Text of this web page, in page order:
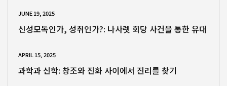
JUNE 19, 2025
신성모독인가, 성취인가?: 나사렛 회당 사건을 통한 유대
APRIL 15, 2025
과학과 신학: 창조와 진화 사이에서 진리를 찾기